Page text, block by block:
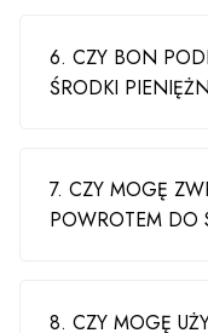
6. CZY BON
ŚRODKI
7. CZY MOGĘ
POWROTEM DO
8. CZY MOGĘ